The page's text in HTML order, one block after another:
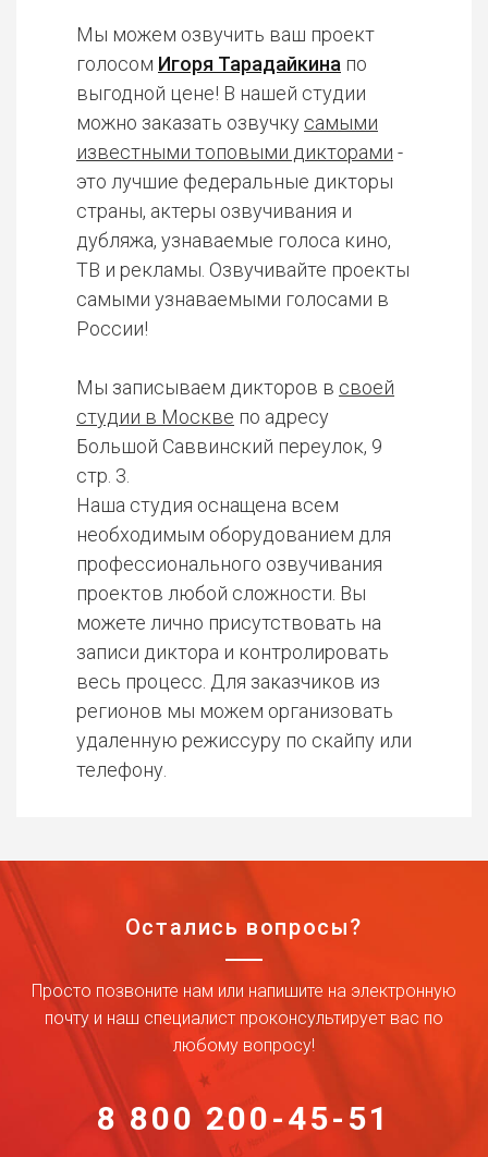
Мы можем озвучить ваш проект
голосом Игоря Тарадайкина по
выгодной цене! В нашей студии
можно заказать озвучку самыми
известными топовыми дикторами -
это лучшие федеральные дикторы
страны, актеры озвучивания и
дубляжа, узнаваемые голоса кино,
ТВ и рекламы. Озвучивайте проекты
самыми узнаваемыми голосами в
России!
Мы записываем дикторов в своей
студии в Москве по адресу
Большой Саввинский переулок, 9
стр. 3.
Наша студия оснащена всем
необходимым оборудованием для
профессионального озвучивания
проектов любой сложности. Вы
можете лично присутствовать на
записи диктора и контролировать
весь процесс. Для заказчиков из
регионов мы можем организовать
удаленную режиссуру по скайпу или
телефону.
Остались вопросы?
Просто позвоните нам или напишите на электронную
почту и наш специалист проконсультирует вас по
любому вопросу!
8 800 200-45-51